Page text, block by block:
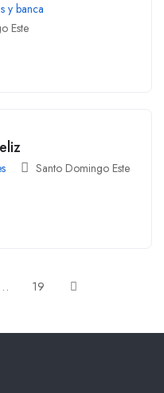
y banca
Este
Santo Domingo Este
… 19